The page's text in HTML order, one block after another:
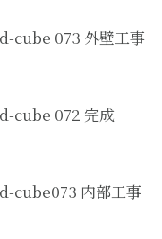
cube 073 外壁工事
cube 072 完成
cube073 内部工事